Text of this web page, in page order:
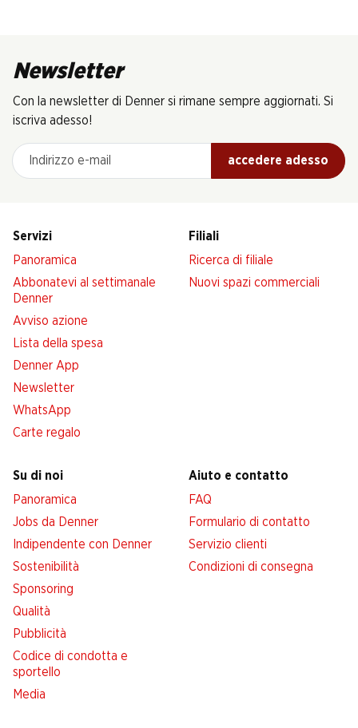
Newsletter
Con la newsletter di Denner si rimane sempre aggiornati. Si
iscriva adesso!
Indirizzo e-mail
accedere adesso
Servizi
Panoramica
Abbonatevi al settimanale
Denner
Avviso azione
Lista della spesa
Denner App
Newsletter
WhatsApp
Carte regalo
Filiali
Ricerca di filiale
Nuovi spazi commerciali
Su di noi
Panoramica
Jobs da Denner
Indipendente con Denner
Sostenibilità
Sponsoring
Qualità
Pubblicità
Codice di condotta e
sportello
Media
Aiuto e contatto
FAQ
Formulario di contatto
Servizio clienti
Condizioni di consegna